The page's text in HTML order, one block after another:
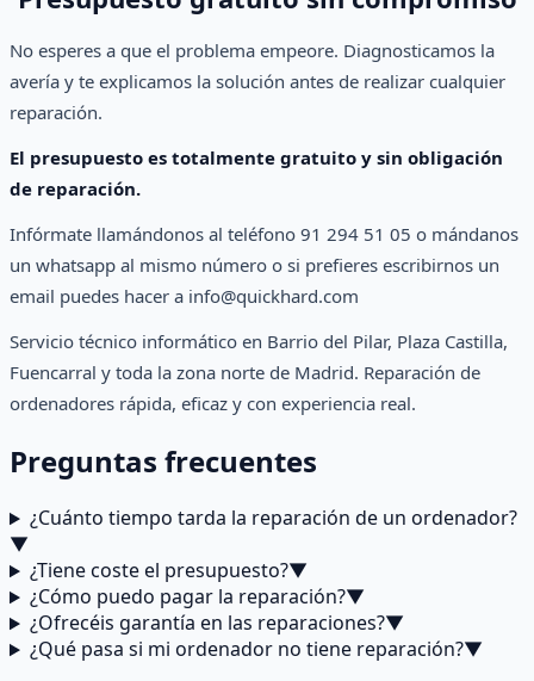
No esperes a que el problema empeore. Diagnosticamos la
avería y te explicamos la solución antes de realizar cualquier
reparación.
El presupuesto es totalmente gratuito y sin obligación
de reparación.
Infórmate llamándonos al teléfono 91 294 51 05 o mándanos
un whatsapp al mismo número o si prefieres escribirnos un
email puedes hacer a info@quickhard.com
Servicio técnico informático en Barrio del Pilar, Plaza Castilla,
Fuencarral y toda la zona norte de Madrid. Reparación de
ordenadores rápida, eficaz y con experiencia real.
Preguntas frecuentes
¿Cuánto tiempo tarda la reparación de un ordenador?
▼
¿Tiene coste el presupuesto?▼
¿Cómo puedo pagar la reparación?▼
¿Ofrecéis garantía en las reparaciones?▼
¿Qué pasa si mi ordenador no tiene reparación?▼